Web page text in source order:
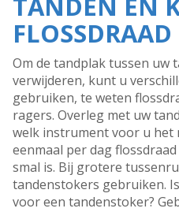
FLOSSDRAAD
Om de tandplak tussen uw
verwijderen, kunt u
gebruiken, te weten
ragers. Overleg met uw
welk instrument voor u het
eenmaal per dag
smal is. Bij grotere
tandenstokers gebruiken.
voor een tandenstoker?